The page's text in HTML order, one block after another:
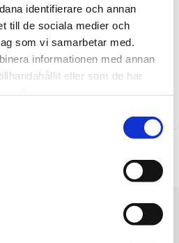
identifierare och annan
till de sociala medier och
som vi samarbetar med.
informationen med annan
eller som de har